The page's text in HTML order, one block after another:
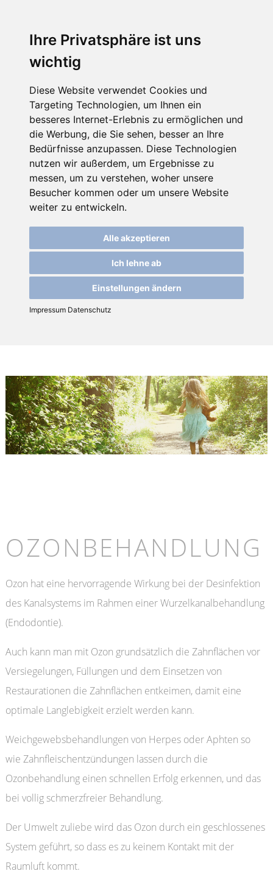
Ihre Privatsphäre ist uns
wichtig
Diese Website verwendet Cookies und
Targeting Technologien, um Ihnen ein
besseres Internet-Erlebnis zu ermöglichen und
die Werbung, die Sie sehen, besser an Ihre
Bedürfnisse anzupassen. Diese Technologien
nutzen wir außerdem, um Ergebnisse zu
messen, um zu verstehen, woher unsere
Besucher kommen oder um unsere Website
weiter zu entwickeln.
Alle akzeptieren
Ich lehne ab
Einstellungen ändern
Impressum Datenschutz
OZONBEHANDLUNG
Ozon hat eine hervorragende Wirkung bei der Desinfektion
des Kanalsystems im Rahmen einer Wurzelkanalbehandlung
(Endodontie).
Auch kann man mit Ozon grundsätzlich die Zahnflächen vor
Versiegelungen, Füllungen und dem Einsetzen von
Restaurationen die Zahnflächen entkeimen, damit eine
optimale Langlebigkeit erzielt werden kann.
Weichgewebsbehandlungen von Herpes oder Aphten so
wie Zahnfleischentzündungen lassen durch die
Ozonbehandlung einen schnellen Erfolg erkennen, und das
bei vollig schmerzfreier Behandlung.
Der Umwelt zuliebe wird das Ozon durch ein geschlossenes
System geführt, so dass es zu keinem Kontakt mit der
Raumluft kommt.